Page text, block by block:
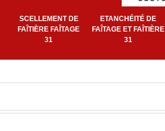
SCELLEMENT DE
FAÎTIÈRE FAÎTAGE
31
ETANCHÉITÉ DE
FAÎTAGE ET FAÎTIÈRE
31